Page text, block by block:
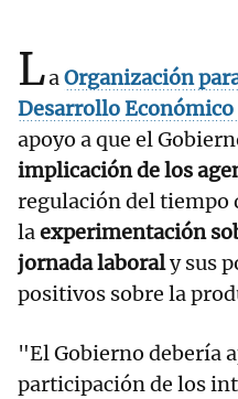
LaOrganización
Desarrollo Económico
apoyo a que el
implicación de los
regulación del tiempo
laexperimentación
jornada laboraly sus
positivos sobre la
"El Gobierno debería
participación de los